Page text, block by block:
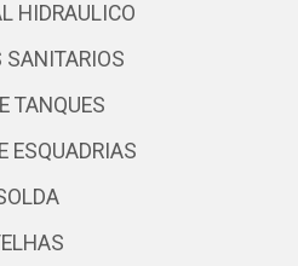
HIDRAULICO
SANITARIOS
TANQUES
ESQUADRIAS